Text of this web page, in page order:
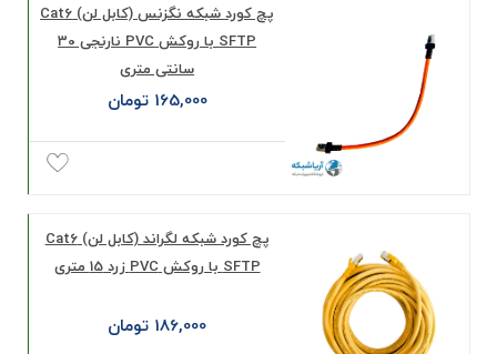
پچ کورد شبکه نگزنس (کابل لن) Cat6
SFTP با روکش PVC نارنجی 30
سانتی متری
165,000 تومان
پچ کورد شبکه لگراند (کابل لن) Cat6
SFTP با روکش PVC زرد 15 متری
186,000 تومان